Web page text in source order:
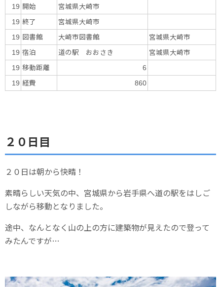
19 開始 宮城県大崎市
19 終了 宮城県大崎市
19 図書館 大崎市図書館 宮城県大崎市
19 宿泊 道の駅 おおさき 宮城県大崎市
19 移動距離 6
19 経費 860
２０日目
２０日は朝から快晴！
素晴らしい天気の中、宮城県から岩手県へ道の駅をはしご
しながら移動となりました。
途中、なんとなく山の上の方に建築物が見えたので登って
みたんですが…